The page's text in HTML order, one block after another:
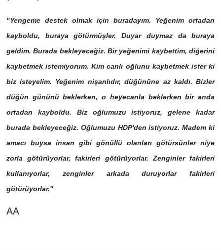
"Yengeme destek olmak için buradayım. Yeğenim ortadan
kayboldu, buraya götürmüşler. Duyar duymaz da buraya
geldim. Burada bekleyeceğiz. Bir yeğenimi kaybettim, diğerini
kaybetmek istemiyorum. Kim canlı oğlunu kaybetmek ister ki
biz isteyelim. Yeğenim nişanlıdır, düğününe az kaldı. Bizler
düğün gününü beklerken, o heyecanla beklerken bir anda
ortadan kayboldu. Biz oğlumuzu istiyoruz, gelene kadar
burada bekleyeceğiz. Oğlumuzu HDP'den istiyoruz. Madem ki
amacı buysa insan gibi gönüllü olanları götürsünler niye
zorla götürüyorlar, fakirleri götürüyorlar. Zenginler fakirleri
kullanıyorlar, zenginler arkada duruyorlar fakirleri
götürüyorlar."
AA